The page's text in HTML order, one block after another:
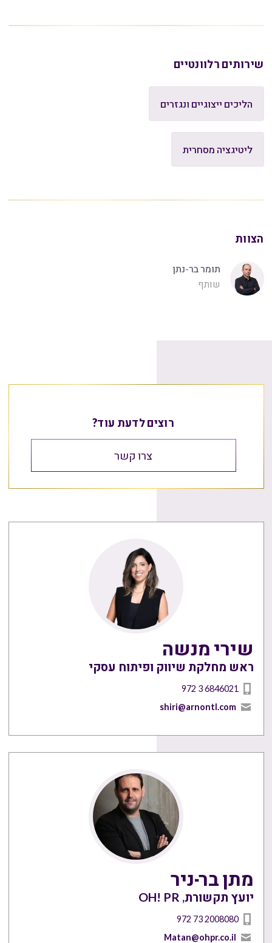
שירותים רלוונטיים
הליכים ייצוגיים ונגזרים
ליטיגציה מסחרית
הצוות
תומר בר-נתן
שותף
רוצים לדעת עוד?
צרו קשר
שירי מנשה
ראש מחלקת שיווק ופיתוח עסקי
972 3 6846021
shiri@arnontl.com
מתן בר-ניר
יועץ תקשורת, OH! PR
972 73 2008080
Matan@ohpr.co.il